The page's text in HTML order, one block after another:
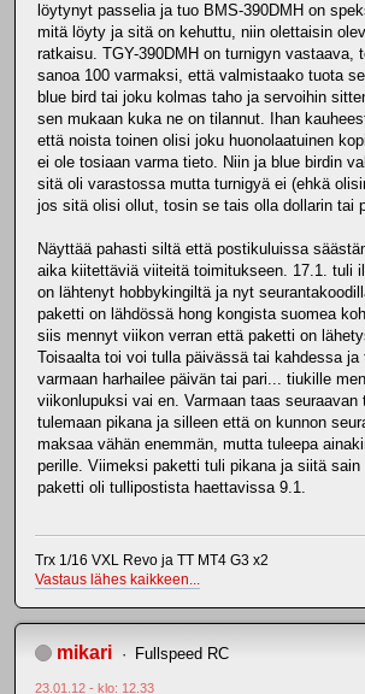
löytynyt passelia ja tuo BMS-390DMH on
mitä löyty ja sitä on kehuttu, niin olettaisin
ratkaisu. TGY-390DMH on turnigyn vastaava,
sanoa 100 varmaksi, että valmistaako tuota
blue bird tai joku kolmas taho ja servoihin
sen mukaan kuka ne on tilannut. Ihan
että noista toinen olisi joku huonolaatuinen
ei ole tosiaan varma tieto. Niin ja blue birdin
sitä oli varastossa mutta turnigyä ei (ehkä
jos sitä olisi ollut, tosin se tais olla dollarin tai
Näyttää pahasti siltä että postikuluissa
aika kiitettäviä viiteitä toimitukseen. 17.1. tuli
on lähtenyt hobbykingiltä ja nyt
paketti on lähdössä hong kongista suomea
siis mennyt viikon verran että paketti on
Toisaalta toi voi tulla päivässä tai kahdessa ja
varmaan harhailee päivän tai pari... tiukille
viikonlupuksi vai en. Varmaan taas seuraavan
tulemaan pikana ja silleen että on kunnon
maksaa vähän enemmän, mutta tuleepa
perille. Viimeksi paketti tuli pikana ja siitä
paketti oli tullipostista haettavissa 9.1.
Trx 1/16 VXL Revo ja TT MT4 G3 x2
Vastaus lähes kaikkeen...
mikari Fullspeed RC
23.01.12 - klo: 12.33